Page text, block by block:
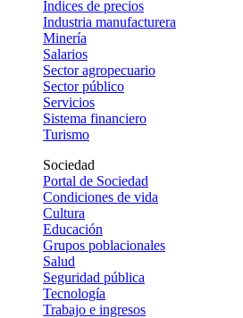
Índices de precios
Industria manufacturera
Minería
Salarios
Sector agropecuario
Sector público
Servicios
Sistema financiero
Turismo
Sociedad
Portal de Sociedad
Condiciones de vida
Cultura
Educación
Grupos poblacionales
Salud
Seguridad pública
Tecnología
Trabajo e ingresos